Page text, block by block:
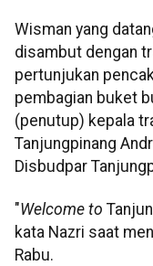
Wisman yang
disambut dengan
pertunjukan
pembagian buket
(penutup) kepala
Tanjungpinang
Disbudpar
"Welcome to
kata Nazri saat
Rabu.